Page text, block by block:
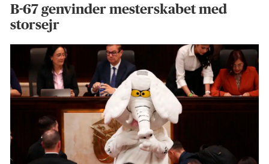
B-67 genvinder mesterskabet med
storsejr